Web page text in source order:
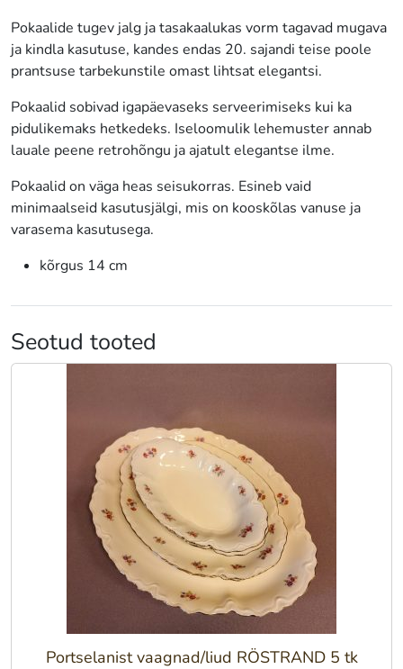
Pokaalide tugev jalg ja tasakaalukas vorm tagavad mugava
ja kindla kasutuse, kandes endas 20. sajandi teise poole
prantsuse tarbekunstile omast lihtsat elegantsi.
Pokaalid sobivad igapäevaseks serveerimiseks kui ka
pidulikemaks hetkedeks. Iseloomulik lehemuster annab
lauale peene retrohõngu ja ajatult elegantse ilme.
Pokaalid on väga heas seisukorras. Esineb vaid
minimaalseid kasutusjälgi, mis on kooskõlas vanuse ja
varasema kasutusega.
kõrgus 14 cm
Seotud tooted
Portselanist vaagnad/liud RÖSTRAND 5 tk